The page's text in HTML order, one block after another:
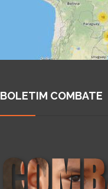
BOLETIM COMBATE